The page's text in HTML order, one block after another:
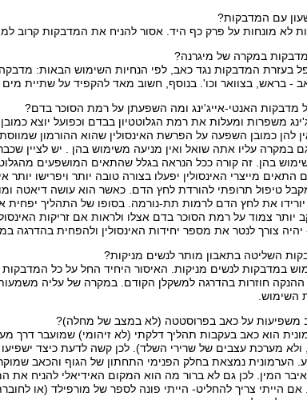
עם המדבקות?
לא מונחות על פרק כף היד. אסור להניח את המדבקות קרוב
במקרה של מיגרנה?
בעזרת המדבקות נגד כאב, לפי הנחיות השימוש הבאות:
- בראש, בצוואר וכו'. בנוסף, חשוב מאד להקפיד על שתיית מים
מדבקות האנטי-אייג'ינג ומה השפעתן על רמת הסוכר בדם?
משפרות ומעלות את רמת הגלוטטיון בבדם וכפועל יוצא
להן כמובן השפעה על הפרשת האינסולין שהוא ההורמון
במקרה עליו אתה שואל ואין מניעה משימוש בהן . יש לציין
בהן. זה קורה ככל הנראה בגלל שהתאים המושפעים
התאים מייצרי האינסולין יפעלו בצורה טובה יותר ויפרישו
טיפול תרופתי להורדת לחץ הדם. כאשר הוא עושה דיאטה
את לחץ הדם לרמות תת-נורמה. בסופו של התהליך יפחית
יותר צמוד על רמת הסוכר בדם אצלו ולראות אם זריקות
צורך לנטר את מספר יחידות האינסולין ולהפחית בהדרגה
השליטה בתאבון מותר לנשים מניקות?
במדבקות לנשים מניקות. האיסור היחיד החל על כל
ההנקה חוזרות בהדרגה למשקלן הקודם. במקרה של עליה
השימוש.
משפיעות על כאב בפרוסטטה (לא במצב של מחלה)?
הוא כאב בעקבות תהליך דלקתי (לא זיהומי) שמועבר
ולא מערכת עצבים של שרירי השלד). לכן קשה לדעת כיצד
הערמונית נמצאת בחלק הפנימי התחתון של הגוף והכאב
המין. לכן גם לא ברור מה הוא המקום האידיאלי להניח את